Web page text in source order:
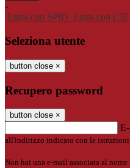
-
Entra con SPID Entra con CIE
Seleziona utente
button close ×
Recupero password
button close ×
all'indirizzo indicato con le istruzioni
Non hai una e-mail associata al